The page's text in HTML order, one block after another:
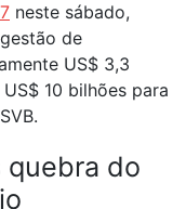
neste sábado,
de
US$ 3,3
10 bilhões para
quebra do